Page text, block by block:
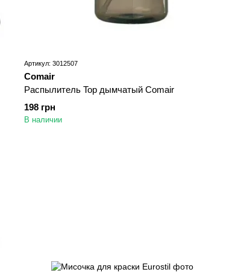
Артикул: 3012507
Comair
Распылитель Top дымчатый Comair
198 грн
В наличии